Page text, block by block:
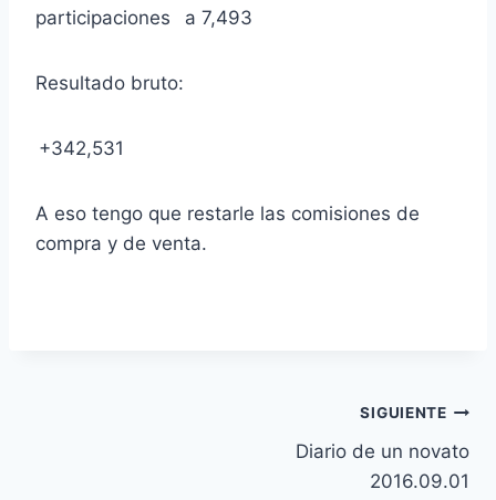
participaciones
a 7,493
Resultado bruto:
+342,531
A eso tengo que restarle las comisiones de
compra y de venta.
SIGUIENTE
Diario de un novato
2016.09.01